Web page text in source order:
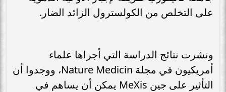
على التخلص من الكولسترول الزائد الضار.
ونشرت نتائج الدراسة التي أجراها علماء
أمريكيون في مجلة Nature Medicin، ووجدوا أن
التأثير على جين MeXis يمكن أن يساهم في